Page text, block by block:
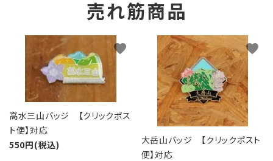
売れ筋商品
高水三山バッジ 【クリックポス
ト便】対応
550円(税込)
favorite
大岳山バッジ 【クリックポスト
便】対応
favorite